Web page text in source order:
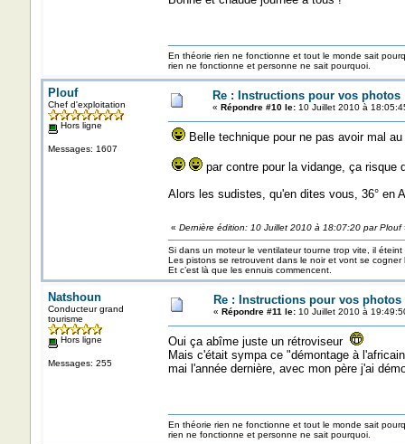
En théorie rien ne fonctionne et tout le monde sait
rien ne fonctionne et personne ne sait pourquoi.
Plouf
Chef d'exploitation
Hors ligne
Messages: 1607
Re : Instructions pour vos photos
« Répondre #10 le:10 Juillet 2010 à
Belle technique pour ne pas avoir mal
par contre pour la vidange, ça risque
Alors les sudistes, qu'en dites vous, 36° en
« Dernière édition: 10 Juillet 2010 à 18:07:20 par Plouf
Si dans un moteur le ventilateur tourne trop vite, il éteint
Les pistons se retrouvent dans le noir et vont se
Et c’est là que les ennuis commencent.
Natshoun
Conducteur grand
tourisme
Hors ligne
Messages: 255
Re : Instructions pour vos photos
« Répondre #11 le:10 Juillet 2010 à
Oui ça abîme juste un rétroviseur
Mais c'était sympa ce "démontage à
mai l'année dernière, avec mon père j'ai
En théorie rien ne fonctionne et tout le monde sait
rien ne fonctionne et personne ne sait pourquoi.